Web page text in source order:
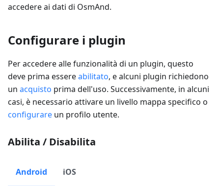
accedere ai dati di OsmAnd.
Configurare i plugin
Per accedere alle funzionalità di un plugin, questo
deve prima essereabilitato, e alcuni plugin richiedono
un acquisto prima dell'uso. Successivamente, in alcuni
casi, è necessario attivare un livello mappa specifico o
configurare un profilo utente.
Abilita / Disabilita
Android iOS